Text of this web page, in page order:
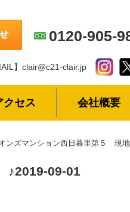
0120-905-
】clair@c21-clair.jp
クセス 会社概要
ンズマンション西日暮里第５ 現
♪2019-09-01